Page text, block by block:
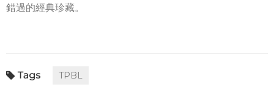
錯過的經典珍藏。
TPBL